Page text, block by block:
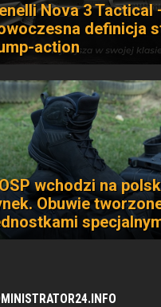
Nova 3 Tactical
definicja
action
wchodzi na
Obuwie